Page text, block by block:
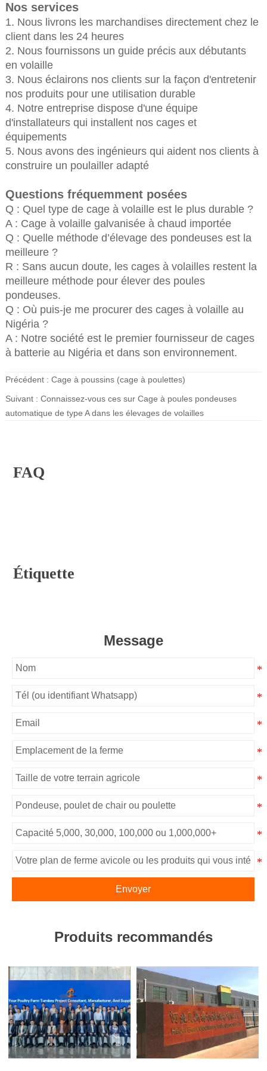
Nos services
1. Nous livrons les marchandises directement chez le
client dans les 24 heures
2. Nous fournissons un guide précis aux débutants
en volaille
3. Nous éclairons nos clients sur la façon d'entretenir
nos produits pour une utilisation durable
4. Notre entreprise dispose d'une équipe
d'installateurs qui installent nos cages et
équipements
5. Nous avons des ingénieurs qui aident nos clients à
construire un poulailler adapté
Questions fréquemment posées
Q : Quel type de cage à volaille est le plus durable ?
A : Cage à volaille galvanisée à chaud importée
Q : Quelle méthode d’élevage des pondeuses est la
meilleure ?
R : Sans aucun doute, les cages à volailles restent la
meilleure méthode pour élever des poules
pondeuses.
Q : Où puis-je me procurer des cages à volaille au
Nigéria ?
A : Notre société est le premier fournisseur de cages
à batterie au Nigéria et dans son environnement.
Précédent : Cage à poussins (cage à poulettes)
Suivant : Connaissez-vous ces sur Cage à poules pondeuses
automatique de type A dans les élevages de volailles
FAQ
Étiquette
Message
Envoyer
Produits recommandés